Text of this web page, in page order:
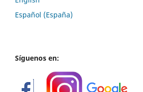
Español (España)
Síguenos en: